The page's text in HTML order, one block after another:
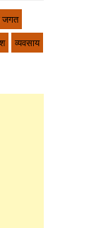
जगत
व्यवसाय